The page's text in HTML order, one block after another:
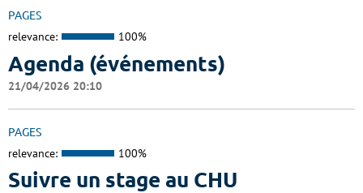
PAGES
relevance: 100%
Agenda (événements)
21/04/2026 20:10
PAGES
relevance: 100%
Suivre un stage au CHU